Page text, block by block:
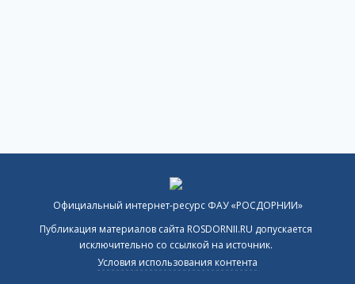
Официальный интернет-ресурс ФАУ «РОСДОРНИИ»
Публикация материалов сайта ROSDORNII.RU допускается
исключительно со ссылкой на источник.
Условия использования контента